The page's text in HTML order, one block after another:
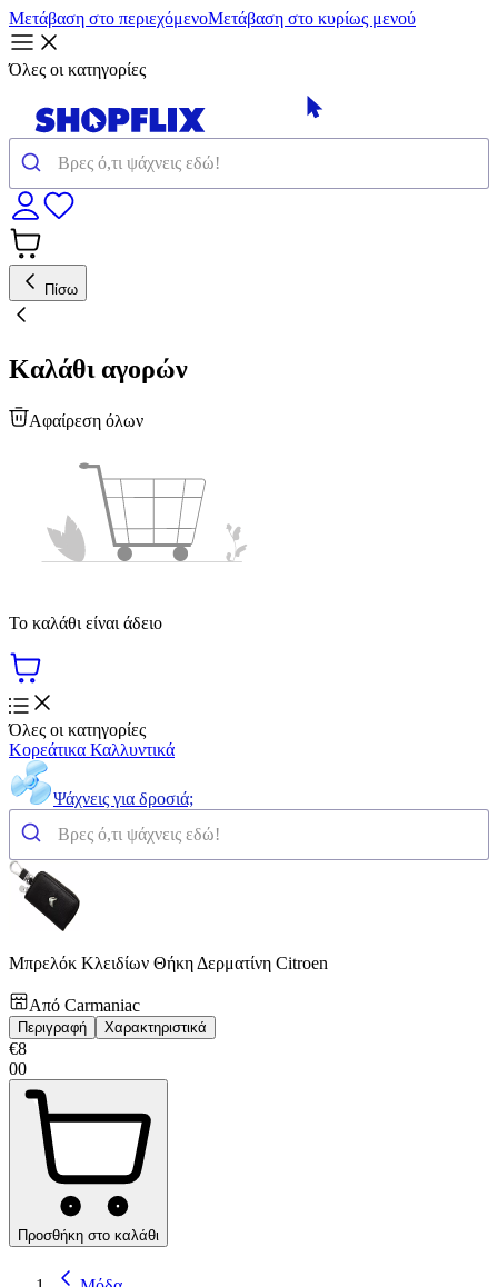
Μετάβαση στο περιεχόμενοΜετάβαση στο κυρίως μενού
Όλες οι κατηγορίες
Πίσω
Καλάθι αγορών
Αφαίρεση όλων
Το καλάθι είναι άδειο
Όλες οι κατηγορίες
Κορεάτικα Καλλυντικά
Ψάχνεις για δροσιά;
Μπρελόκ Κλειδίων Θήκη Δερματίνη Citroen
Από Carmaniac
Περιγραφή Χαρακτηριστικά
€8
00
Προσθήκη στο καλάθι